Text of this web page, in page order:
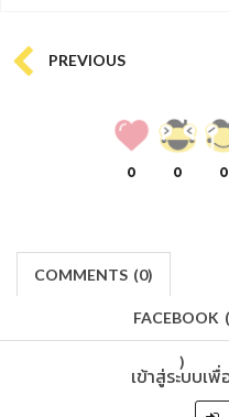
PREVIOUS
0 0 0
COMMENTS (0)
FACEBOOK (
)
เข้าสู่ระบบเ